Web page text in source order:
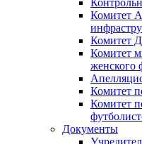
Комитет
Комитет
Комитет
женского
Комитет
Комитет
Документы